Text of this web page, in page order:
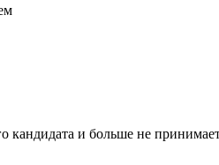
кандидата и больше не